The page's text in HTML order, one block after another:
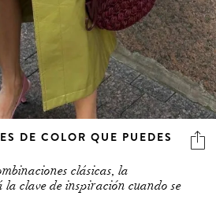
DE COLOR QUE PUEDES
clásicas, la
la clave de inspiración cuando se